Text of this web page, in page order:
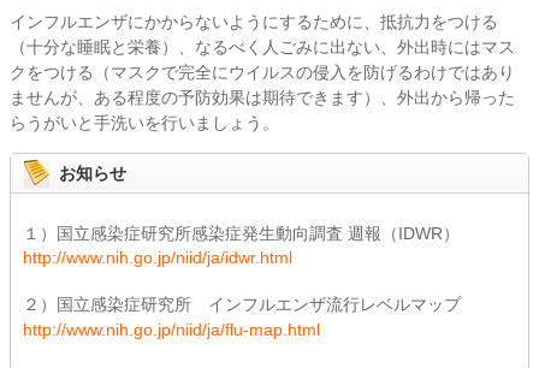
インフルエンザにかからないようにするために、抵抗力をつける
（十分な睡眠と栄養）、なるべく人ごみに出ない、外出時にはマス
クをつける（マスクで完全にウイルスの侵入を防げるわけではあり
ませんが、ある程度の予防効果は期待できます）、外出から帰った
らうがいと手洗いを行いましょう。
お知らせ
１）国立感染症研究所感染症発生動向調査 週報（IDWR）
http://www.nih.go.jp/niid/ja/idwr.html
２）国立感染症研究所 インフルエンザ流行レベルマップ
http://www.nih.go.jp/niid/ja/flu-map.html